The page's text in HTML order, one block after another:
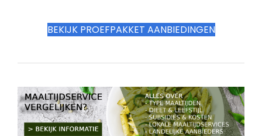
BEKIJK PROEFPAKKET AANBIEDINGEN